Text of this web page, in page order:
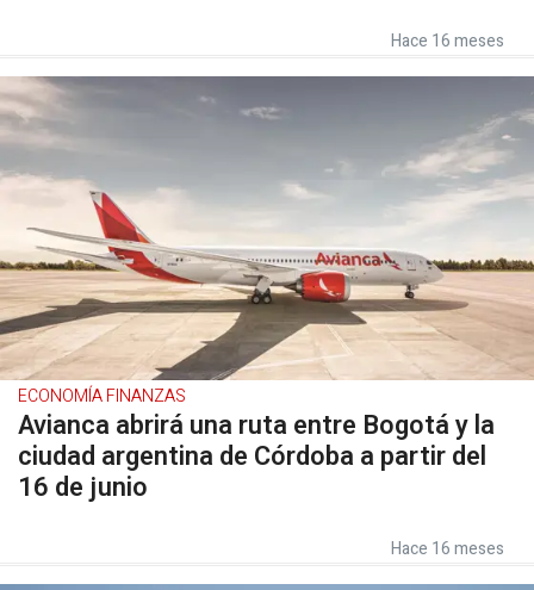
Hace 16 meses
ECONOMÍA FINANZAS
Avianca abrirá una ruta entre Bogotá y la
ciudad argentina de Córdoba a partir del
16 de junio
Hace 16 meses